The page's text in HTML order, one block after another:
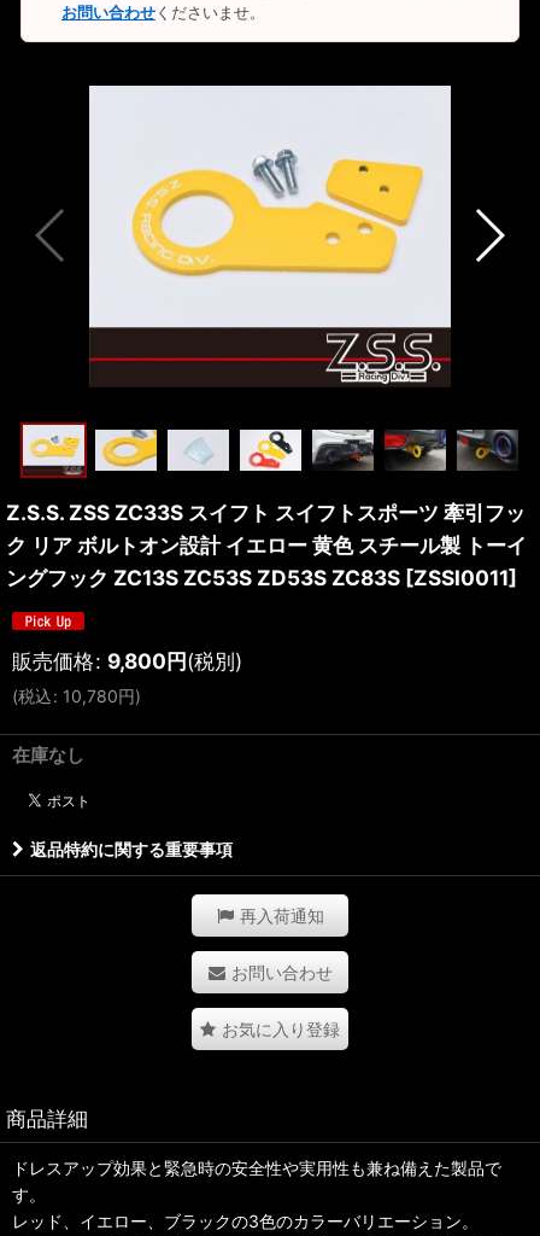
お問い合わせくださいませ。
Z.S.S. ZSS ZC33S スイフト スイフトスポーツ 牽引フッ
ク リア ボルトオン設計 イエロー 黄色 スチール製 トーイ
ングフック ZC13S ZC53S ZD53S ZC83S [ZSSI0011]
販売価格: 9,800円(税別)
(税込: 10,780円)
在庫なし
返品特約に関する重要事項
再入荷通知
お問い合わせ
お気に入り登録
商品詳細
ドレスアップ効果と緊急時の安全性や実用性も兼ね備えた製品で
す。
レッド、イエロー、ブラックの3色のカラーバリエーション。